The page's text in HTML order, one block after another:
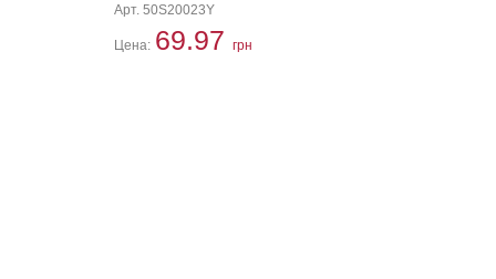
Арт. 50S20023Y
Цена: 69.97 грн